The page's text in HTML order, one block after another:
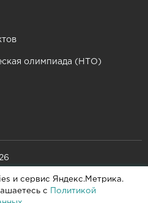
и сервис Яндекс.Метрика.
с
Политикой
олимпиада (НТО)